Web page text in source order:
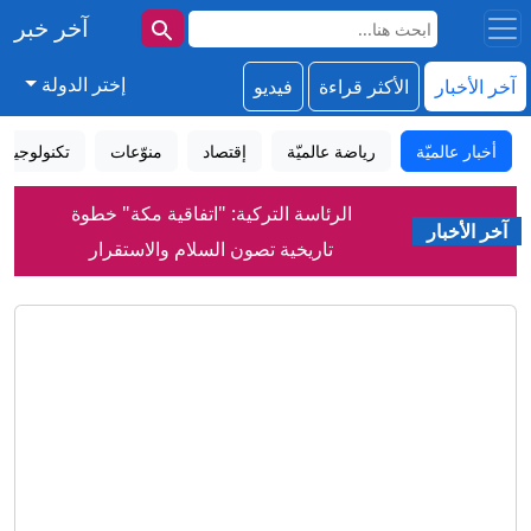
آخر خبر
آخر الأخبار الأكثر قراءة فيديو إختر الدولة
أخبار عالميّة رياضة عالميّة إقتصاد منوّعات تكنولوجيا
آخر الأخبار
الرئاسة التركية: "اتفاقية مكة" خطوة
تاريخية تصون السلام والاستقرار
إيران تعلق على اتفاق الدفاع بين السعودية
وتركيا وباكستان